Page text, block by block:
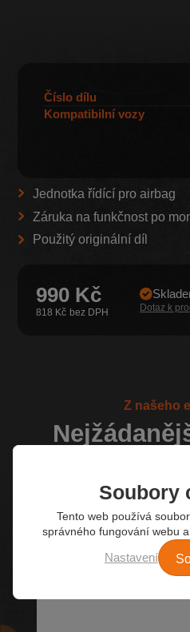
Číslo dílu
Kompatibilní vozy
Jednotka řídící pro airbag
Záruka na funkčnost po
Použitý originální díl
990 Kč
818 Kč Dotaz k
Z našeho
Soubory
Tento web používá
správného fungování webu
Nastavení